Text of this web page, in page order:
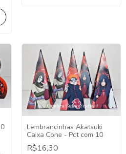
Lembrancinhas Akatsuki
Caixa Cone - Pct com 10
R$16,30